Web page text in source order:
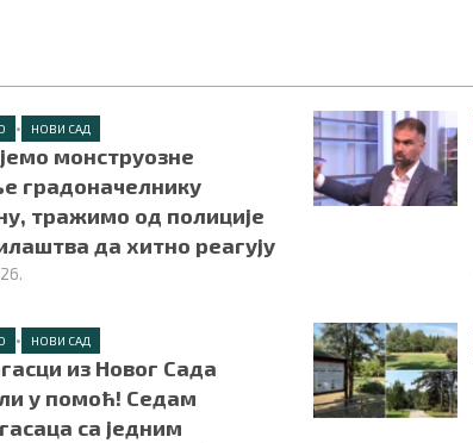
• НОВИ САД
монструозне
градоначелнику
тражимо од полиције
да хитно реагују
• НОВИ САД
из Новог Сада
у помоћ! Седам
са једним